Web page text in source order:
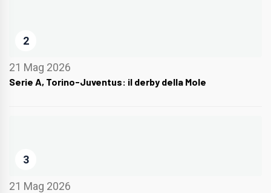
2
21 Mag 2026
Serie A, Torino-Juventus: il derby della Mole
3
21 Mag 2026